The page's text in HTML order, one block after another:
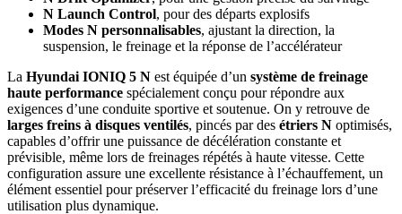
N Launch Control, pour des départs explosifs
Modes N personnalisables, ajustant la direction, la
suspension, le freinage et la réponse de l’accélérateur
La Hyundai IONIQ 5 N est équipée d’un système de freinage
haute performance spécialement conçu pour répondre aux
exigences d’une conduite sportive et soutenue. On y retrouve de
larges freins à disques ventilés, pincés par des étriers N optimisés,
capables d’offrir une puissance de décélération constante et
prévisible, même lors de freinages répétés à haute vitesse. Cette
configuration assure une excellente résistance à l’échauffement, un
élément essentiel pour préserver l’efficacité du freinage lors d’une
utilisation plus dynamique.